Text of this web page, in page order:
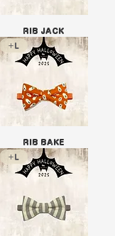
RIB JACK
+L
RIB BAKE
+L